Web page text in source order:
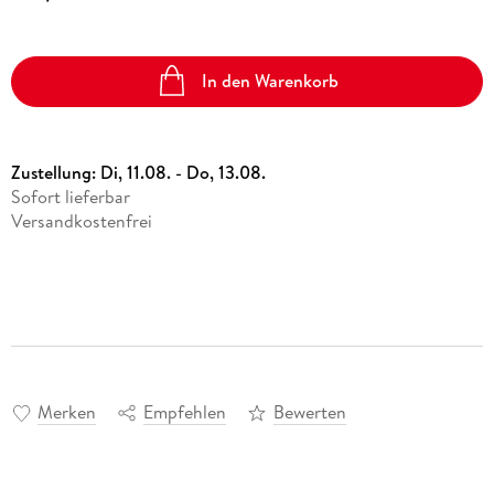
In den Warenkorb
Zustellung: Di, 11.08. - Do, 13.08.
Sofort lieferbar
Versandkostenfrei
Merken Empfehlen Bewerten